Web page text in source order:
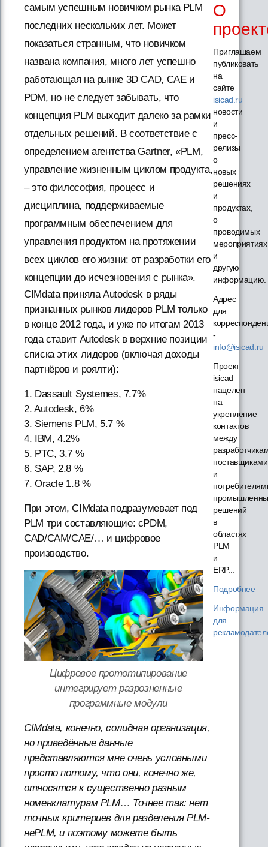
самым успешным новичком рынка PLM
последних нескольких лет. Может
показаться странным, что новичком
названа компания, много лет успешно
работающая на рынке 3D CAD, CAE и
PDM, но не следует забывать, что
концепция PLM выходит далеко за рамки
отдельных решений. В соответствие с
определением агентства Gartner, «PLM,
управление жизненным циклом продукта,
– это философия, процесс и
дисциплина, поддерживаемые
программным обеспечением для
управления продуктом на протяжении
всех циклов его жизни: от разработки его
концепции до исчезновения с рынка».
CIMdata приняла Autodesk в ряды
признанных рынков лидеров PLM только
в конце 2012 года, и уже по итогам 2013
года ставит Autodesk в верхние позиции
списка этих лидеров (включая доходы
партнёров и роялти):
1. Dassault Systemes, 7.7%
2. Autodesk, 6%
3. Siemens PLM, 5.7 %
4. IBM, 4.2%
5. PTC, 3.7 %
6. SAP, 2.8 %
7. Oracle 1.8 %
При этом, CIMdata подразумевает под
PLM три составляющие: cPDM,
CAD/CAM/CAE/… и цифровое
производство.
Цифровое прототипирование
интегрирует разрозненные
программные модули
CIMdata, конечно, солидная организация,
но приведённые данные
представляются мне очень условными
просто потому, что они, конечно же,
относятся к существенно разным
номенклатурам PLM… Точнее так: нет
точных критериев для разделения PLM-
неPLM, и поэтому можете быть
О
Приглашаем
публиковать
на
сайте
isicad.ru
новости
и
пресс-
релизы
о
новых
решениях
и
продуктах,
о
проводимых
мероприятиях
и
другую
информацию.
Адрес
для
-
info@isicad.ru
Проект
isicad
нацелен
на
укрепление
контактов
между
поставщиками
и
решений
в
областях
PLM
и
ERP...
Подробнее
Информация
для